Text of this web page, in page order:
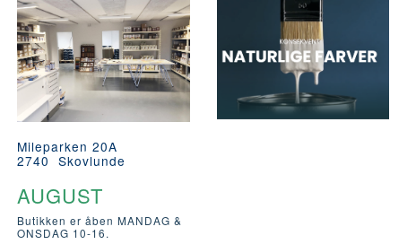
Mileparken 20A
2740 Skovlunde
AUGUST
Butikken er åben MANDAG &
ONSDAG 10-16.